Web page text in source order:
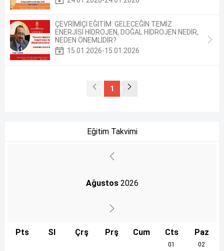
ÇEVRİMİÇİ EĞİTİM: GELECEĞİN TEMİZ
ENERJİSİ HİDROJEN, DOĞAL HİDROJEN NEDİR,
NEDEN ÖNEMLİDİR?
15.01.2026-15.01.2026
1
Eğitim Takvimi
Ağustos 2026
Pts Sl Çrş Prş Cum Cts Paz
01 02